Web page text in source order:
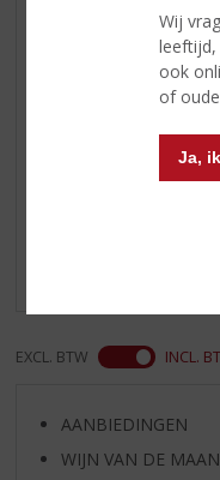
Wij
leeftijd,
ook
of
Ja,
Reviews
EXCL. BTW INCL.
AANBIEDINGEN
WIJN VAN DE